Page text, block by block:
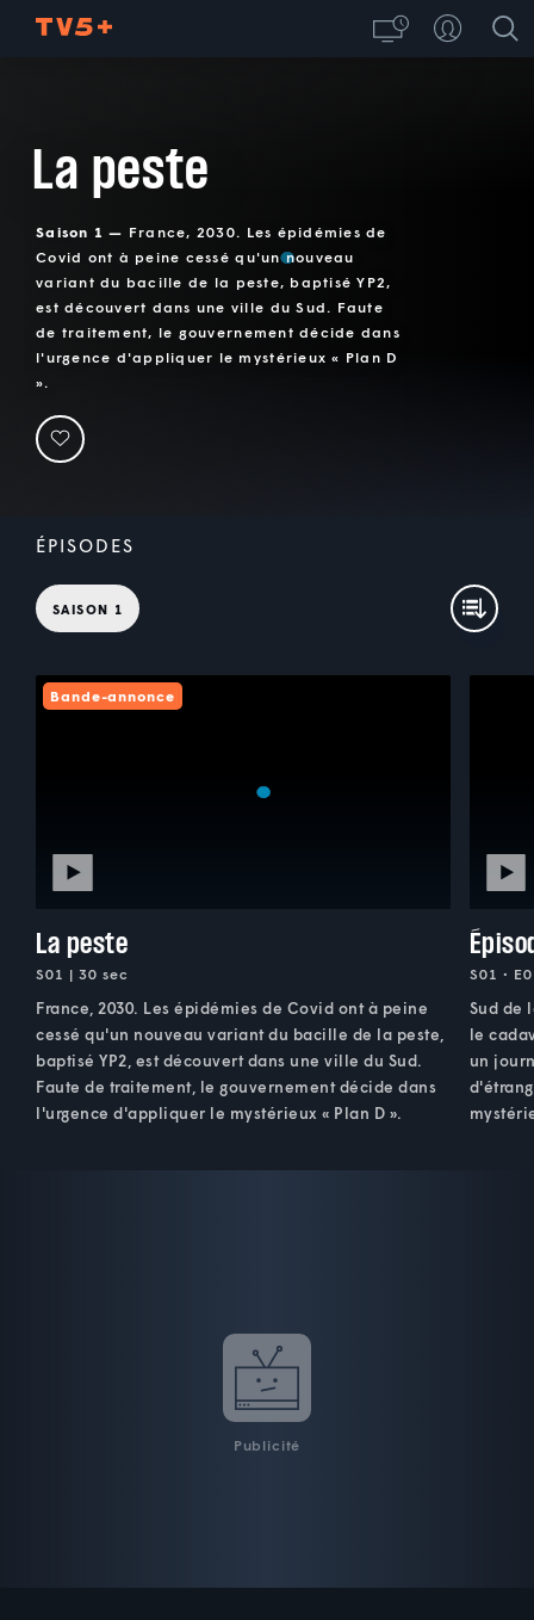
La peste
Saison 1 — France, 2030. Les épidémies de
Covid ont à peine cessé qu'un nouveau
variant du bacille de la peste, baptisé YP2,
est découvert dans une ville du Sud. Faute
de traitement, le gouvernement décide dans
l'urgence d'appliquer le mystérieux « Plan D
».
ÉPISODES
SAISON 1
Bande-annonce
La peste
S01 | 30 sec
France, 2030. Les épidémies de Covid ont à peine
cessé qu'un nouveau variant du bacille de la peste,
baptisé YP2, est découvert dans une ville du Sud.
Faute de traitement, le gouvernement décide dans
l'urgence d'appliquer le mystérieux « Plan D ».
S01 •
Sud de
le
un
Publicité